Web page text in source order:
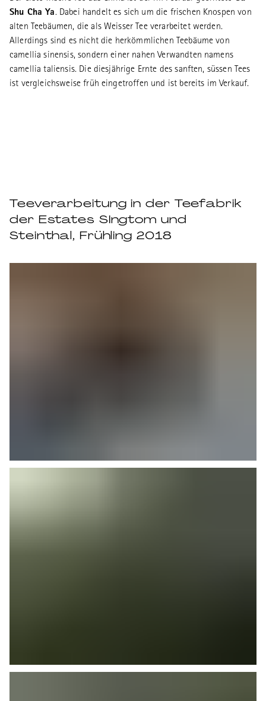
Shu Cha Ya. Dabei handelt es sich um die frischen Knospen von
alten Teebäumen, die als Weisser Tee verarbeitet werden.
Allerdings sind es nicht die herkömmlichen Teebäume von
camellia sinensis, sondern einer nahen Verwandten namens
camellia taliensis. Die diesjährige Ernte des sanften, süssen Tees
ist vergleichsweise früh eingetroffen und ist bereits im Verkauf.
Teeverarbeitung in der Teefabrik
der Estates SIngtom und
Steinthal, Frühling 2018